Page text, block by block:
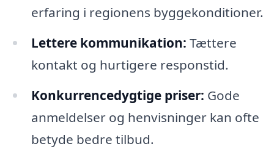
erfaring i regionens byggekonditioner.
Lettere kommunikation: Tættere
kontakt og hurtigere responstid.
Konkurrencedygtige priser: Gode
anmeldelser og henvisninger kan ofte
betyde bedre tilbud.